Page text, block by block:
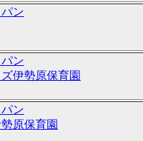
ン
ン
伊勢原保育園
ン
原保育園